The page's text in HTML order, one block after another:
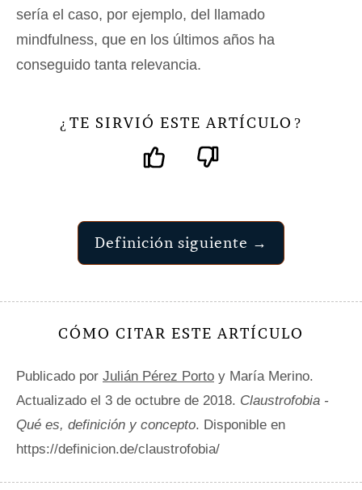
sería el caso, por ejemplo, del llamado
mindfulness, que en los últimos años ha
conseguido tanta relevancia.
¿ TE SIRVIÓ ESTE ARTÍCULO ?
Definición siguiente →
CÓMO CITAR ESTE ARTÍCULO
Publicado por Julián Pérez Porto y María Merino.
Actualizado el 3 de octubre de 2018. Claustrofobia -
Qué es, definición y concepto. Disponible en
https://definicion.de/claustrofobia/